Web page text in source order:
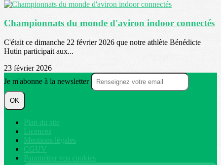
Championnats du monde d'aviron indoor connectés
C'était ce dimanche 22 février 2026 que notre athlète Bénédicte
Hutin participait aux...
23 février 2026
Je m'abonne à la newsletter
OK
Plan du site
Licences
Mentions légales
CGUV
Paramétrer vos cookies